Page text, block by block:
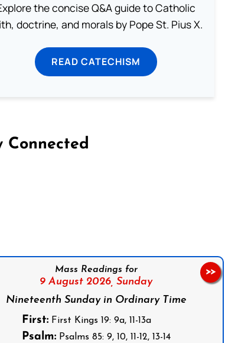
the concise Q&A guide to Catholic
doctrine, and morals by Pope St. Pius X.
READ CATECHISM
Connected
Mass Readings for
9 August 2026, Sunday
Nineteenth Sunday in Ordinary Time
First:First Kings 19: 9a, 11-13a
Psalm:Psalms 85: 9, 10, 11-12, 13-14
>>